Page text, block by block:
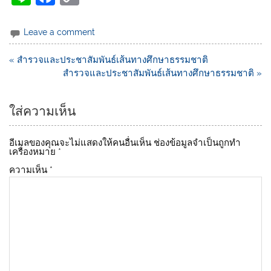
e
c
e
b
o
k
p
y
Li
Leave a comment
« สำรวจและประชาสัมพันธ์เส้นทางศึกษาธรรมชาติ
สำรวจและประชาสัมพันธ์เส้นทางศึกษาธรรมชาติ »
ใส่ความเห็น
อีเมลของคุณจะไม่แสดงให้คนอื่นเห็น ช่องข้อมูลจำเป็นถูกทำ
เครื่องหมาย *
ความเห็น *